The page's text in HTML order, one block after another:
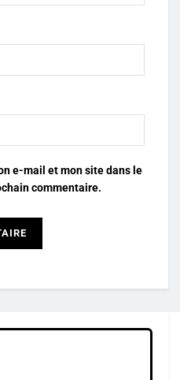
e-mail et mon site dans le
commentaire.